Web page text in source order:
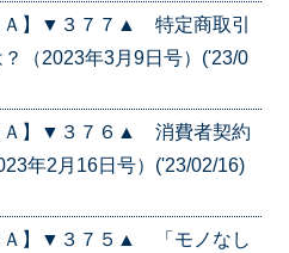
Ａ】▼３７７▲ 特定商取引
（2023年3月9日号）('23/0
Ａ】▼３７６▲ 消費者契約
年2月16日号）('23/02/16)
Ａ】▼３７５▲ 「モノなし